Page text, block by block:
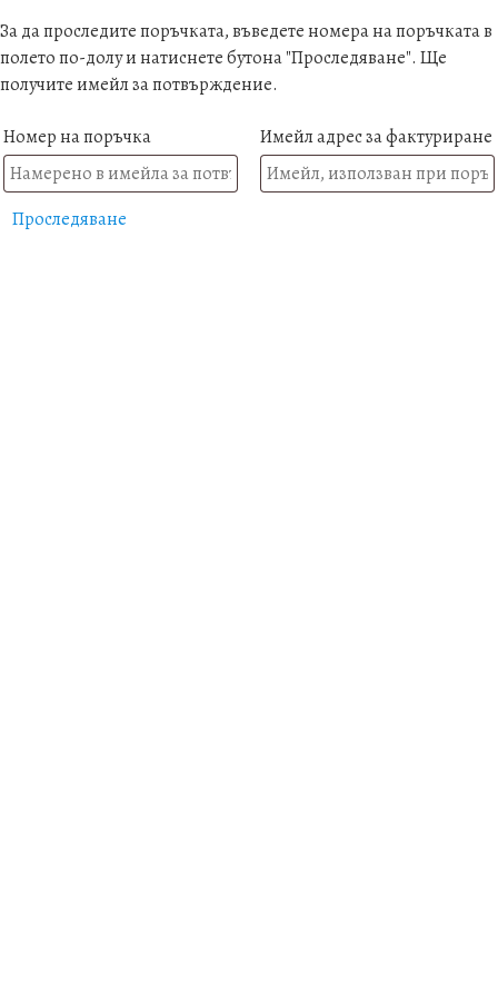
За да проследите поръчката, въведете номера на поръчката в
полето по-долу и натиснете бутона "Проследяване". Ще
получите имейл за потвърждение.
Номер на поръчка Имейл адрес за фактуриране
Проследяване